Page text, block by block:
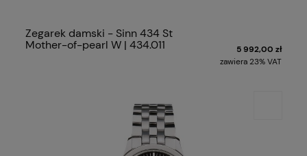
Zegarek damski - Sinn 434 St
Mother-of-pearl W | 434.011
5 992,00 zł
zawiera 23% VAT